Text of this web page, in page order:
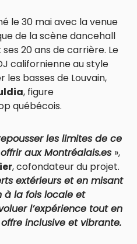
le 30 mai avec la venue
de la scène dancehall
20 ans de carrière. Le
californienne au style
basses de Louvain,
, figure
québécois.
les limites de ce
aux Montréalais.es »,
, cofondateur du projet.
extérieurs et en misant
à la fois locale et
l’expérience tout en
inclusive et vibrante.